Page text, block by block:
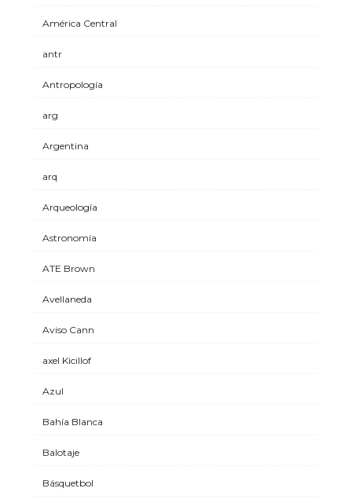
América Central
antr
Antropología
arg
Argentina
arq
Arqueología
Astronomía
ATE Brown
Avellaneda
Aviso Cann
axel Kicillof
Azul
Bahía Blanca
Balotaje
Básquetbol